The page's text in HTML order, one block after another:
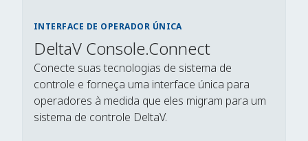
INTERFACE DE OPERADOR ÚNICA
DeltaV Console.Connect
Conecte suas tecnologias de sistema de
controle e forneça uma interface única para
operadores à medida que eles migram para um
sistema de controle DeltaV.